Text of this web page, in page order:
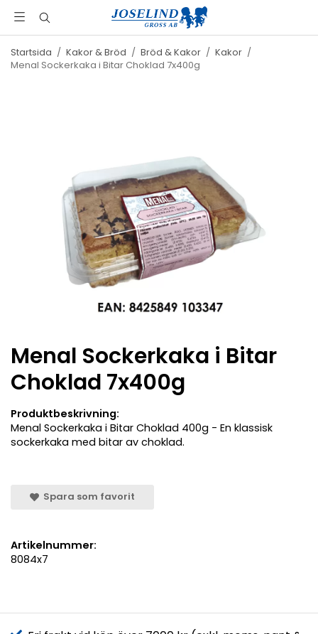
Startsida / Kakor & Bröd / Bröd & Kakor / Kakor /
Menal Sockerkaka i Bitar Choklad 7x400g
Menal Sockerkaka i Bitar
Choklad 7x400g
Produktbeskrivning:
Menal Sockerkaka i Bitar Choklad 400g - En klassisk
sockerkaka med bitar av choklad.
Spara som favorit
Artikelnummer:
8084x7